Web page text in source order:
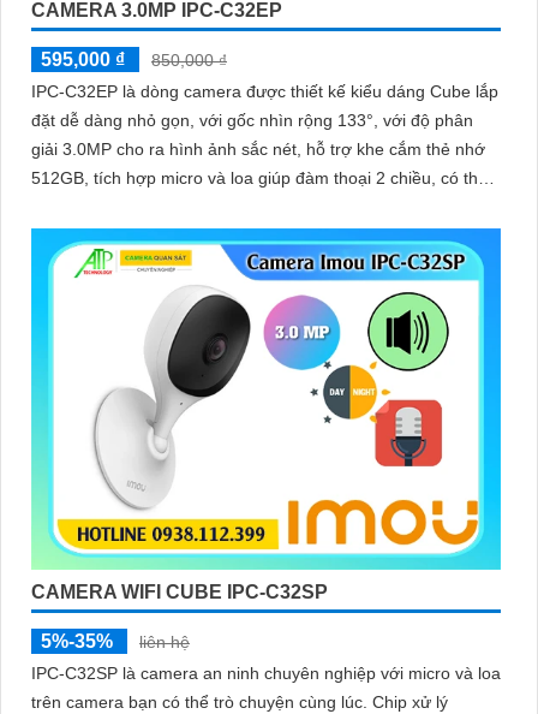
CAMERA 3.0MP IPC-C32EP
595,000 ₫
850,000 ₫
IPC-C32EP là dòng camera được thiết kế kiểu dáng Cube lắp
đặt dễ dàng nhỏ gọn, với gốc nhìn rộng 133°, với độ phân
giải 3.0MP cho ra hình ảnh sắc nét, hỗ trợ khe cắm thẻ nhớ
512GB, tích hợp micro và loa giúp đàm thoại 2 chiều, có thể
CAMERA WIFI CUBE IPC-C32SP
5%-35%
liên hệ
IPC-C32SP là camera an ninh chuyên nghiệp với micro và loa
trên camera bạn có thể trò chuyện cùng lúc. Chip xử lý